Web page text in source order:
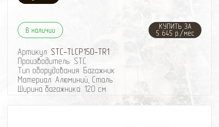
В наличии
КУПИТЬ ЗА
5 645 р./мес
Артикул: STC-TLCP150-TR1
Производитель: STC
Тип оборудования: Багажник
Материал: Алюминий, Сталь
Ширина багажника: 120 см
Конструкция багажника: Разборный